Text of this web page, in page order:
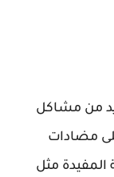
من مشاكل
مضادات
المفيدة مثل